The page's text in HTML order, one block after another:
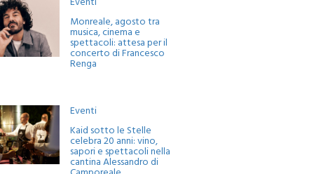
Eventi
Monreale, agosto tra
musica, cinema e
spettacoli: attesa per il
concerto di Francesco
Renga
Eventi
Kaid sotto le Stelle
celebra 20 anni: vino,
sapori e spettacoli nella